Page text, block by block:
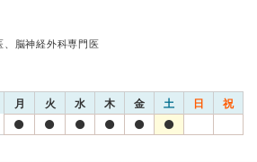
、脳神経外科専門医
月 火 水 木 金 土 日 祝